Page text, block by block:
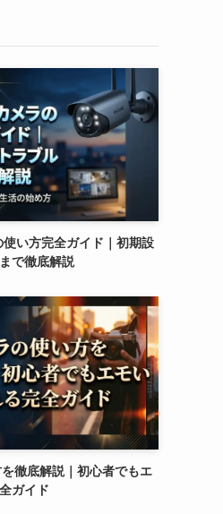
い方完全ガイド｜初期設
で徹底解説
徹底解説｜初心者でもエ
ガイド